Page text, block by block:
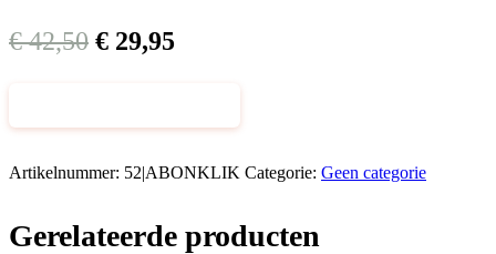
€42,50 Oorspronkelijke
€ 42,50.
€ 29,95Huidige
€ 29,95.
€
aantal
Artikelnummer: 52|ABONKLIK Categorie: Geen categorie
Gerelateerde producten